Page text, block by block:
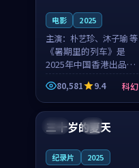
电影 2025
主演： 朴艺珍、沐子瑜 等
《暑期里的列车》是
2025年中国香港出品的
科幻新作，主创团队希
望用城市夜归人的故事
让观众停下来想一想。
朴艺珍领衔，沐子瑜担
任重要角色，郑书延的
80,581 9.4 科幻
法国 4K
三十岁的夏天
纪录片 2025